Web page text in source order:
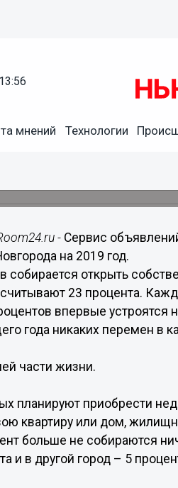
мнений Технологии
- Сервис
на 2019 год.
собирается открыть
23 процента.
впервые устроятся
года никаких перемен в
части жизни.
планируют приобрести
квартиру или дом,
больше не собираются
и в другой город – 5